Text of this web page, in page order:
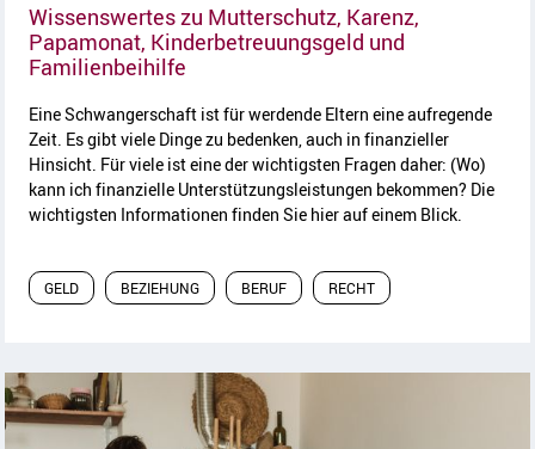
Wissenswertes zu Mutterschutz, Karenz,
Papamonat, Kinderbetreuungsgeld und
Familienbeihilfe
Eine Schwangerschaft ist für werdende Eltern eine aufregende
Zeit. Es gibt viele Dinge zu bedenken, auch in finanzieller
Hinsicht. Für viele ist eine der wichtigsten Fragen daher: (Wo)
kann ich finanzielle Unterstützungsleistungen bekommen? Die
wichtigsten Informationen finden Sie hier auf einem Blick.
GELD BEZIEHUNG BERUF RECHT